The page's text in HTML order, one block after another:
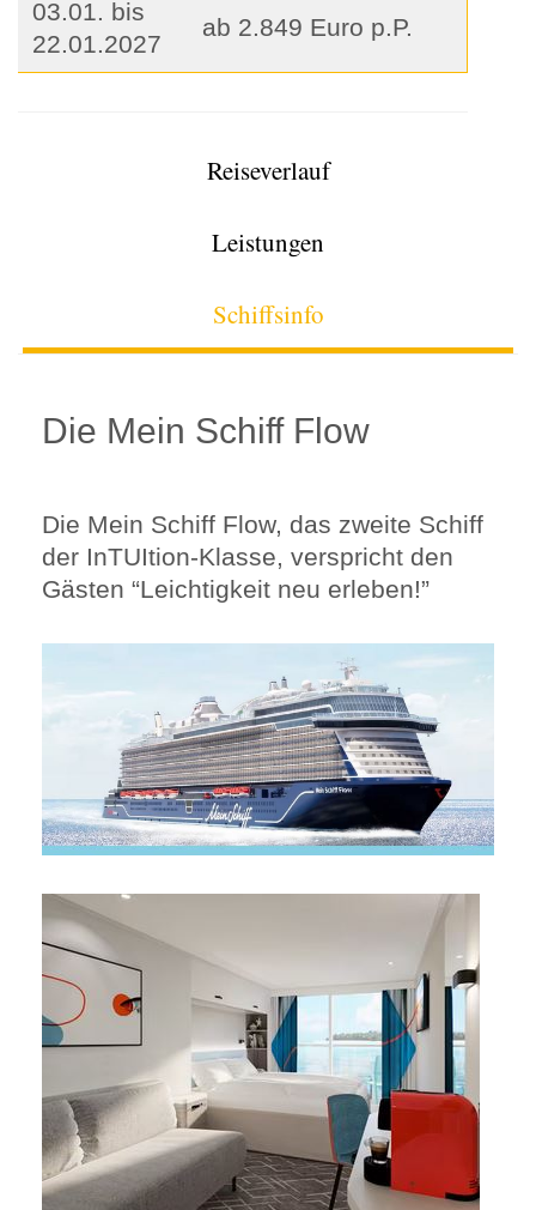
03.01. bis
22.01.2027
ab 2.849 Euro p.P.
Reiseverlauf
Leistungen
Schiffsinfo
Die Mein Schiff Flow
Die Mein Schiff Flow, das zweite Schiff
der InTUItion-Klasse, verspricht den
Gästen “Leichtigkeit neu erleben!”